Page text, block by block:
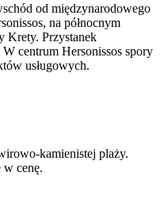
od międzynarodowego
na północnym
Krety. Przystanek
centrum Hersonissos spory
usługowych.
kamienistej plaży.
cenę.